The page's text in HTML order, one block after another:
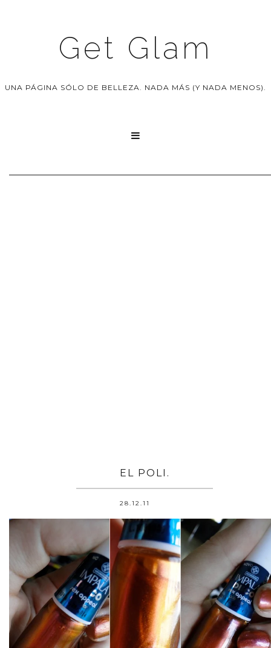
Get Glam
UNA PÁGINA SÓLO DE BELLEZA. NADA MÁS (Y NADA MENOS).

EL POLI.
28.12.11